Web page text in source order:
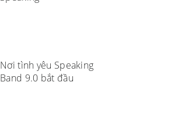
Nơi tình yêu Speaking
Band 9.0 bắt đầu